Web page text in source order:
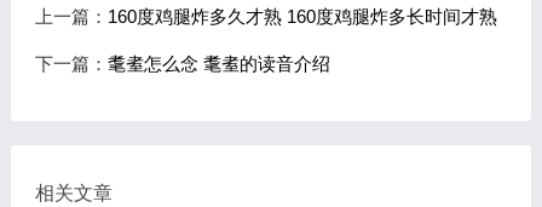
上一篇： 160度鸡腿炸多久才熟 160度鸡腿炸多长时间才熟
下一篇： 耄耊怎么念 耄耊的读音介绍
相关文章